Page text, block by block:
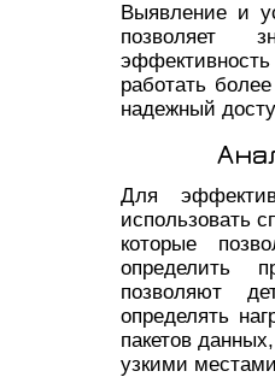
Выявление и
позволяет
работать
надежный
Для
использовать
которые
определить
позволяют
определять
пакетов
узкими